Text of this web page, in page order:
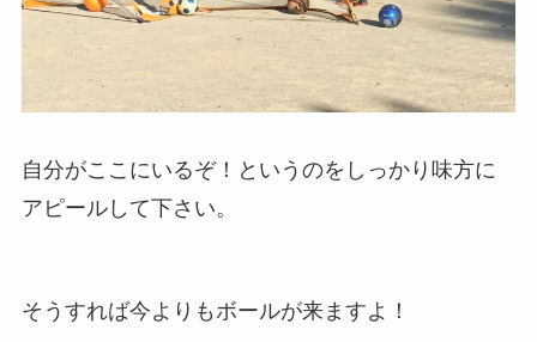
自分がここにいるぞ！というのをしっかり味方に
アピールして下さい。
そうすれば今よりもボールが来ますよ！